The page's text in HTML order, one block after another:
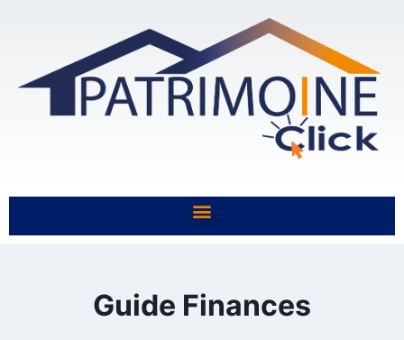
Guide Finances